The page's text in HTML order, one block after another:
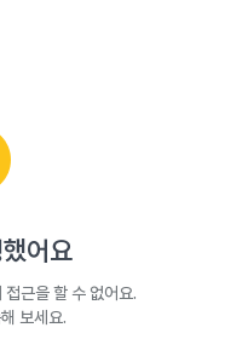
어요
근을 할 수 없어요.
보세요.